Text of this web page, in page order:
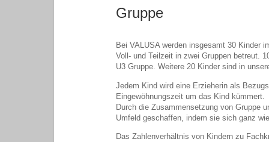
Gruppe
Bei VALUSA werden insgesamt 30 Kinder
Voll- und Teilzeit in zwei Gruppen betreut.
U3 Gruppe. Weitere 20 Kinder sind in
Jedem Kind wird eine Erzieherin als
Eingewöhnungszeit um das Kind kümmert.
Durch die Zusammensetzung von Gruppe
Umfeld geschaffen, indem sie sich ganz
Das Zahlenverhältnis von Kindern zu